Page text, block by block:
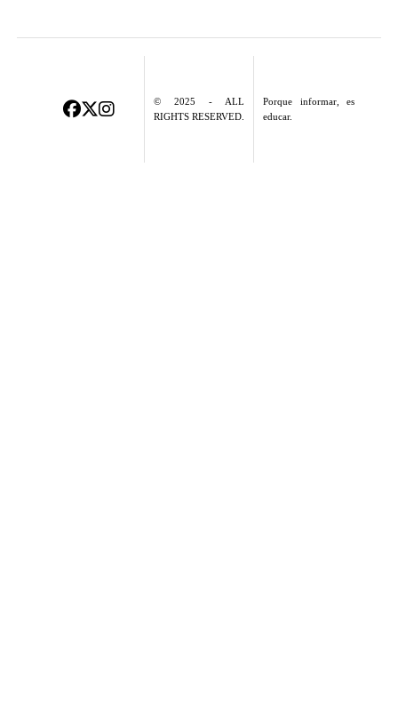
© 2025 - ALL
RIGHTS RESERVED.
Porque informar, es
educar.